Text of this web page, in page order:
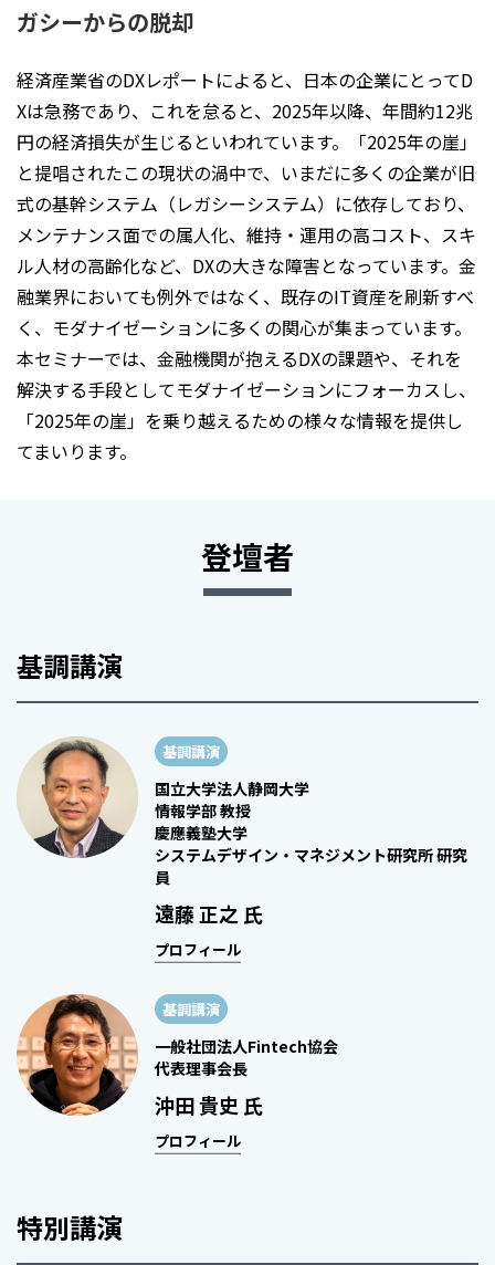
ガシーからの脱却
経済産業省のDXレポートによると、日本の企業にとってD
Xは急務であり、これを怠ると、2025年以降、年間約12兆
円の経済損失が生じるといわれています。「2025年の崖」
と提唱されたこの現状の渦中で、いまだに多くの企業が旧
式の基幹システム（レガシーシステム）に依存しており、
メンテナンス面での属人化、維持・運用の高コスト、スキ
ル人材の高齢化など、DXの大きな障害となっています。金
融業界においても例外ではなく、既存のIT資産を刷新すべ
く、モダナイゼーションに多くの関心が集まっています。
本セミナーでは、金融機関が抱えるDXの課題や、それを
解決する手段としてモダナイゼーションにフォーカスし、
「2025年の崖」を乗り越えるための様々な情報を提供し
てまいります。
登壇者
基調講演
基調講演
国立大学法人静岡大学
情報学部 教授
慶應義塾大学
システムデザイン・マネジメント研究所 研究
員
遠藤 正之 氏
プロフィール
基調講演
一般社団法人Fintech協会
代表理事会長
沖田 貴史 氏
プロフィール
特別講演